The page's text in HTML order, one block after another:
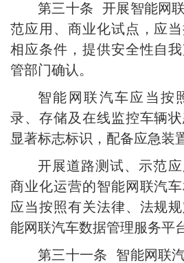
第三十条 开展智能网
范应用、商业化试点，应
相应条件，提供安全性自
管部门确认。
智能网联汽车应当按
录、存储及在线监控车辆
显著标志标识，配备应急装
开展道路测试、示范
商业化运营的智能网联汽
应当按照有关法律、法规
能网联汽车数据管理服务平
第三十一条 智能网联